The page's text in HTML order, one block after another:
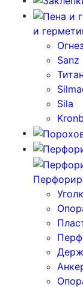
и
Sanz
Титан
Sila